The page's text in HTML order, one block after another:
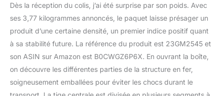
de son aspect branché
Dimensions : 63,5 x 27,9
x 89,9 cm (l x P x H) ;
poids : 3,4 kg. Équipé de
3 piquets pour le
maintenir en place, il
n'est pas facile de
des composants simples
Dès la réception du colis, j’ai été surprise par son poids. Avec
ses 3,77 kilogrammes annoncés, le paquet laisse présager un
produit d’une certaine densité, un premier indice positif quant
à sa stabilité future. La référence du produit est 23GM2545 et
son ASIN sur Amazon est B0CWGZ6P6X. En ouvrant la boîte,
on découvre les différentes parties de la structure en fer,
soigneusement emballées pour éviter les chocs durant le